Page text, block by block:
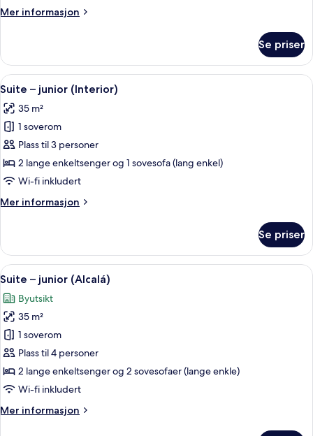
Mer informasjon
Mer
–
superior
(Interior)
Se priser
Åpne
alle
bildene
av
Suite
–
junior
Suite – junior (Interior) |
10
Suite – junior (Interior)
35 m²
1 soverom
Plass til 3 personer
2 lange enkeltsenger og 1 sovesofa (lang enkel)
Wi-fi inkludert
Mer informasjon
Mer
–
junior
(Interior)
Se priser
Åpne
alle
bildene
av
Suite
–
junior
(Alcalá)
Suite – junior (Alcalá) | Allergitestet
6
Suite – junior (Alcalá)
Byutsikt
35 m²
1 soverom
Plass til 4 personer
2 lange enkeltsenger og 2 sovesofaer (lange enkle)
Wi-fi inkludert
Mer informasjon
Mer